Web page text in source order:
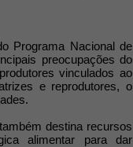
Programa Nacional de
preocupações do
vinculados ao
e reprodutores, o
destina recursos
alimentar para dar